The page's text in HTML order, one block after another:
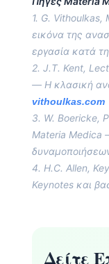
1. G. Vithoulkas,
εικόνα της
εργασία κατά
2. J.T. Kent,
— Η κλασική
vithoulkas.com
3. W. Boericke,
Materia Medica
4. H.C. Allen,
Keynotes και
Δείτε